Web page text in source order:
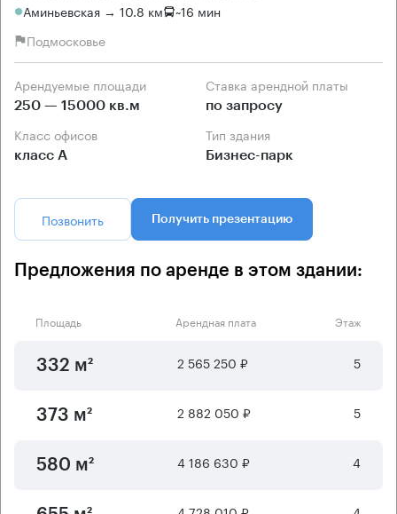
Аминьевская → 10.8 км ~16 мин
Подмосковье
Арендуемые площади
250 — 15000 кв.м
Ставка арендной платы
по запросу
Класс офисов
класс А
Тип здания
Бизнес-парк
Позвонить Получить презентацию
Предложения по аренде в этом здании:
Площадь Арендная плата Этаж
332 м² 2 565 250 ₽ 5
373 м² 2 882 050 ₽ 5
580 м² 4 186 630 ₽ 4